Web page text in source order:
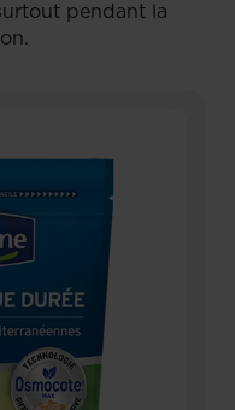
pendant la